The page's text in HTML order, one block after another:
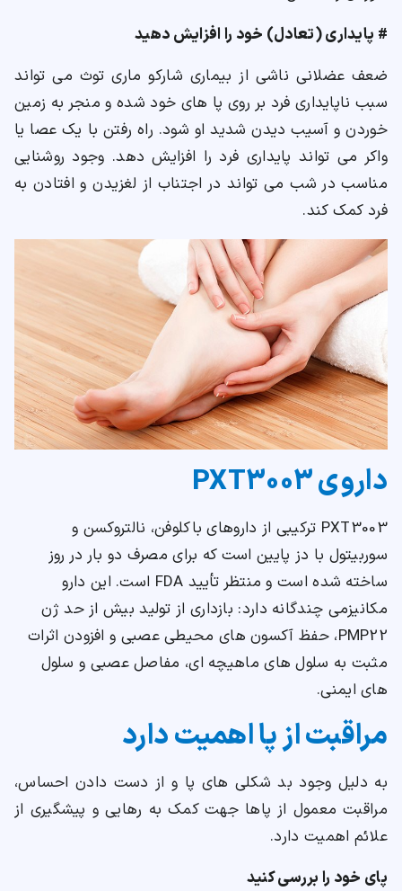
# پایداری (تعادل) خود را افزایش دهید
ضعف عضلانی ناشی از بیماری شارکو ماری توث می تواند
سبب ناپایداری فرد بر روی پا های خود شده و منجر به زمین
خوردن و آسیب دیدن شدید او شود. راه رفتن با یک عصا یا
واکر می تواند پایداری فرد را افزایش دهد. وجود روشنایی
مناسب در شب می تواند در اجتناب از لغزیدن و افتادن به
فرد کمک کند.
داروی PXT3003
PXT3003 ترکیبی از داروهای باکلوفن، نالتروکسن و
سوربیتول با دز پایین است که برای مصرف دو بار در روز
ساخته شده است و منتظر تأیید FDA است. این دارو
مکانیزمی چندگانه دارد: بازداری از تولید بیش از حد ژن
PMP22، حفظ آکسون های محیطی عصبی و افزودن اثرات
مثبت به سلول های ماهیچه ای، مفاصل عصبی و سلول
های ایمنی.
مراقبت از پا اهمیت دارد
به دلیل وجود بد شکلی های پا و از دست دادن احساس،
مراقبت معمول از پاها جهت کمک به رهایی و پیشگیری از
علائم اهمیت دارد.
پای خود را بررسی کنید